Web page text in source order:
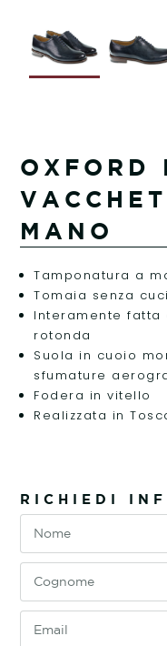
OXFORD
MANO
Tamponatura a
Tomaia senza
Interamente fatta
rotonda
Suola in cuoio
sfumature
Fodera in vitello
Realizzata in
RICHIEDI